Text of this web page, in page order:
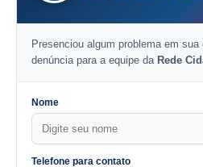
Presenciou algum problema em
denúncia para a equipe da Rede
Nome
Telefone para contato